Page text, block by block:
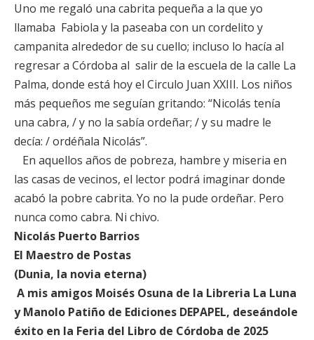
Uno me regaló una cabrita pequeña a la que yo
llamaba Fabiola y la paseaba con un cordelito y
campanita alrededor de su cuello; incluso lo hacía al
regresar a Córdoba al salir de la escuela de la calle La
Palma, donde está hoy el Circulo Juan XXIII. Los niños
más pequeños me seguían gritando: “Nicolás tenía
una cabra, / y no la sabía ordeñar; / y su madre le
decía: / ordéñala Nicolás”.
En aquellos años de pobreza, hambre y miseria en
las casas de vecinos, el lector podrá imaginar donde
acabó la pobre cabrita. Yo no la pude ordeñar. Pero
nunca como cabra. Ni chivo.
Nicolás Puerto Barrios
El Maestro de Postas
(Dunia, la novia eterna)
A mis amigos Moisés Osuna de la Libreria La Luna
y Manolo Patiño de Ediciones DEPAPEL, deseándole
éxito en la Feria del Libro de Córdoba de 2025